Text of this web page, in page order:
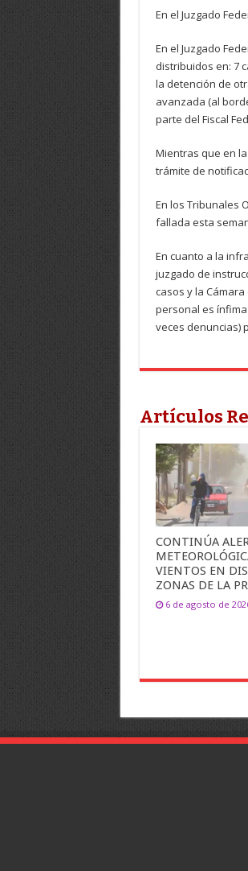
En el Juzgado
En el Juzgado
distribuidos en: 7
la detención de
avanzada (al
parte del Fiscal
Mientras que en
trámite de
En los Tribunales
fallada esta
En cuanto a la
juzgado de
casos y la
personal es
veces denuncias)
Artículos
CONTINÚA
VIENTOS EN
ZONAS DE LA
6 de agosto de